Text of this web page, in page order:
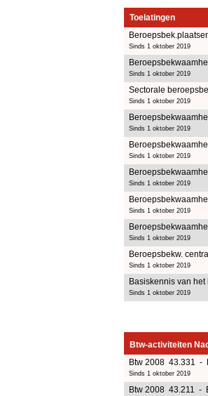
Toelatingen
Sinds 1 oktober 2019
Sinds 1 oktober 2019
Sectorale
Sinds 1 oktober 2019
Sinds 1 oktober 2019
Sinds 1 oktober 2019
Sinds 1 oktober 2019
Sinds 1 oktober 2019
Sinds 1 oktober 2019
Beroepsbekw.
Sinds 1 oktober 2019
Basiskennis van
Sinds 1 oktober 2019
Btw-activiteiten
Btw 2008 43.331 -
Sinds 1 oktober 2019
Btw 2008 43.211 -